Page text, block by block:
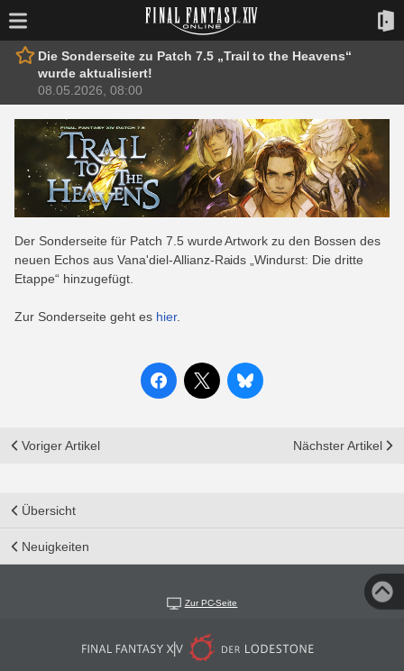
Die Sonderseite zu Patch 7.5 „Trail to the Heavens“
wurde aktualisiert!
08.05.2026, 08:00
Der Sonderseite für Patch 7.5 wurde Artwork zu den Bossen des
neuen Echos aus Vana'diel-Allianz-Raids „Windurst: Die dritte
Etappe“ hinzugefügt.
Zur Sonderseite geht es hier.
Voriger Artikel Nächster Artikel
Übersicht
Neuigkeiten
Zur PC-Seite